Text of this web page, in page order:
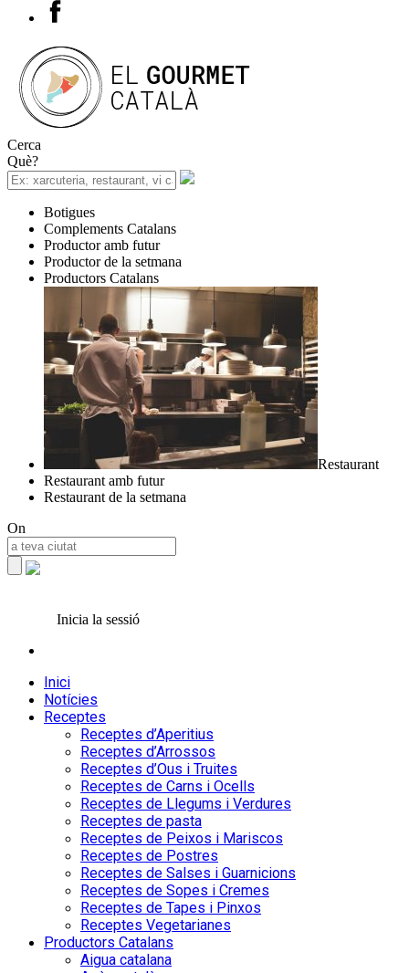
Cerca
Què?
Botigues
Complements Catalans
Productor amb futur
Productor de la setmana
Productors Catalans
Restaurant
Restaurant amb futur
Restaurant de la setmana
On
Inicia la sessió
Inici
Notícies
Receptes
Receptes d’Aperitius
Receptes d’Arrossos
Receptes d’Ous i Truites
Receptes de Carns i Ocells
Receptes de Llegums i Verdures
Receptes de pasta
Receptes de Peixos i Mariscos
Receptes de Postres
Receptes de Salses i Guarnicions
Receptes de Sopes i Cremes
Receptes de Tapes i Pinxos
Receptes Vegetarianes
Productors Catalans
Aigua catalana